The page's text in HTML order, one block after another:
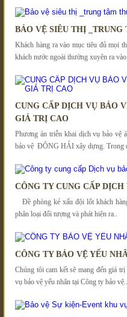
BẢO VỆ SIÊU THỊ
Khách hàng ra vào mục tiêu đủ mọi
khách nước ngoài thường xuyên ra vào
CUNG CẤP DỊCH VỤ BẢO
GIÁ TRỊ CAO
Phương án triễn khai dịch vụ bảo vệ
bảo vệ ĐÔNG HẢI xây dựng. Trong
CÔNG TY CUNG CẤP
Đề phòng kẻ xấu đội lốt khách
phân loại đối tượng và phát hiện ra..
CÔNG TY BẢO VỆ YẾU
Chúng tôi cam kết sẽ mang đến giá
vụ bảo vệ yếu nhân tại Công ty bảo vệ..